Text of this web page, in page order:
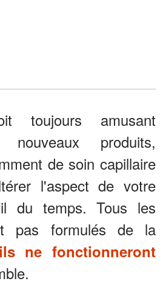
toujours amusant
produits,
de soin capillaire
l'aspect de votre
du temps. Tous les
pas formulés de la
ils ne fonctionneront